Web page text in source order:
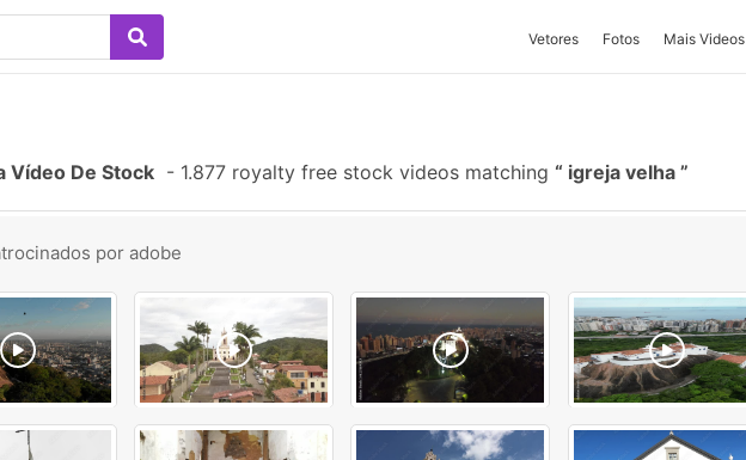
Vetores Fotos Mais Videos
Vídeo De Stock - 1.877 royalty free stock videos matching igreja velha
por adobe